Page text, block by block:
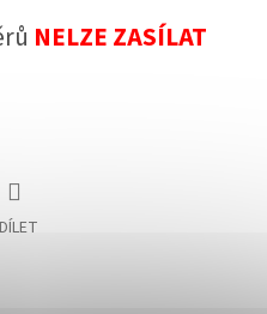
NELZE ZASÍLAT